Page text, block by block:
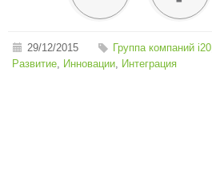
29/12/2015 Группа компаний i20
Развитие
Инновации Интеграция